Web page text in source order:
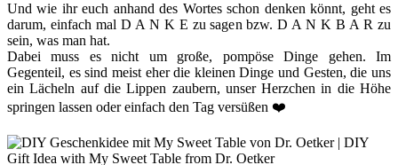
Und wie ihr euch anhand des Wortes schon denken könnt, geht es
darum, einfach mal D A N K E zu sagen bzw. D A N K B A R zu
sein, was man hat.
Dabei muss es nicht um große, pompöse Dinge gehen. Im
Gegenteil, es sind meist eher die kleinen Dinge und Gesten, die uns
ein Lächeln auf die Lippen zaubern, unser Herzchen in die Höhe
springen lassen oder einfach den Tag versüßen ❤️